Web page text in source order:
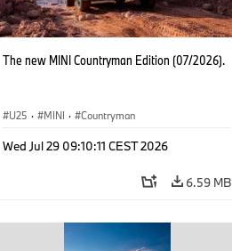
The new MINI Countryman Edition (07/2026).
U25 · MINI · Countryman
Wed Jul 29 09:10:11 CEST 2026
6.59 MB